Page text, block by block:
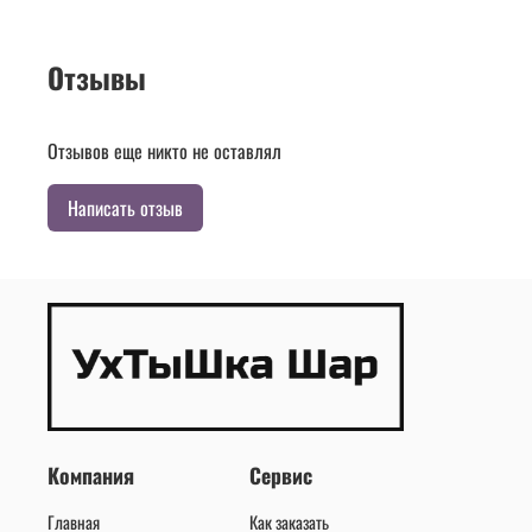
Отзывы
Отзывов еще никто не оставлял
Написать отзыв
Компания
Главная
Сервис
Как заказать